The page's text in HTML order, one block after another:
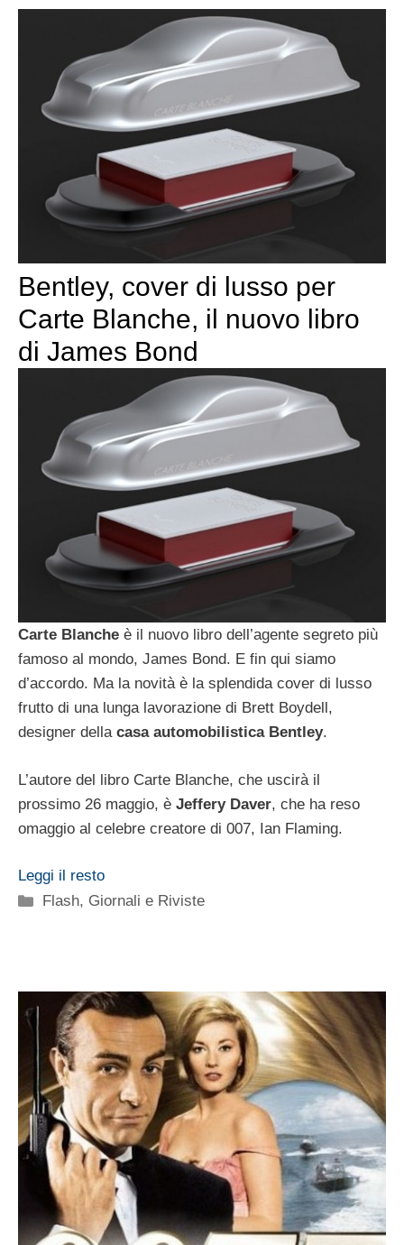
Bentley, cover di lusso per
Carte Blanche, il nuovo libro
di James Bond
Carte Blanche è il nuovo libro dell’agente segreto più
famoso al mondo, James Bond. E fin qui siamo
d’accordo. Ma la novità è la splendida cover di lusso
frutto di una lunga lavorazione di Brett Boydell,
designer della casa automobilistica Bentley.
L’autore del libro Carte Blanche, che uscirà il
prossimo 26 maggio, è Jeffery Daver, che ha reso
omaggio al celebre creatore di 007, Ian Flaming.
Leggi il resto
Categorie
Flash, Giornali e Riviste